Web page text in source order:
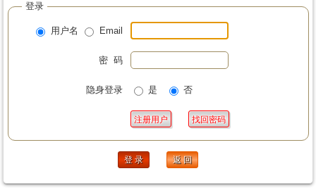
登录
用户名 Email
密 码
隐身登录 是 否